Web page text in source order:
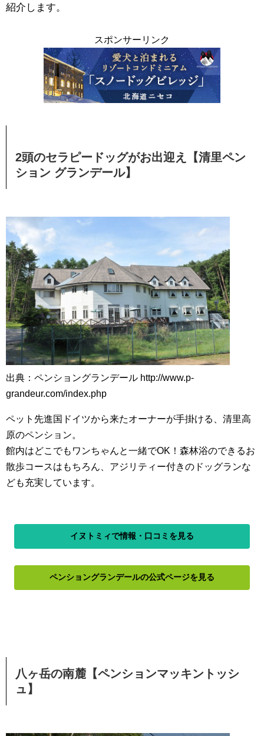
紹介します。
スポンサーリンク
2頭のセラピードッグがお出迎え【清里ペン
ション グランデール】
出典：ペンショングランデール http://www.p-
grandeur.com/index.php
ペット先進国ドイツから来たオーナーが手掛ける、清里高
原のペンション。
館内はどこでもワンちゃんと一緒でOK！森林浴のできるお
散歩コースはもちろん、アジリティー付きのドッグランな
ども充実しています。
イヌトミィで情報・口コミを見る
ペンショングランデールの公式ページを見る
八ヶ岳の南麓【ペンションマッキントッシ
ュ】